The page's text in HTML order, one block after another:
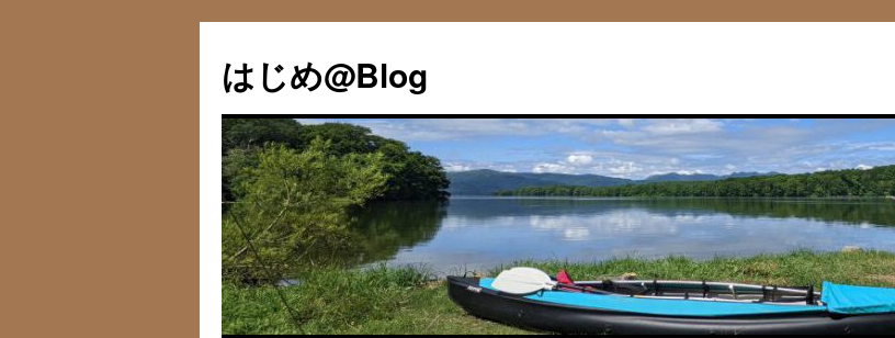
テ
ン
へ
ス
キ
ッ
プ
はじめ@Blog